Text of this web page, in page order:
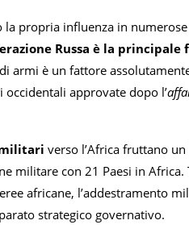
propria influenza in
Russa è la
armi è un fattore
occidentali approvate dopo l’
verso l’Africa fruttano
militare con 21 Paesi in
africane, l’addestramento
strategico governativo.